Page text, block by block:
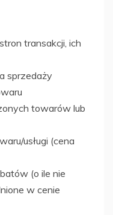
transakcji, ich
sprzedaży
towarów lub
usługi (cena
(o ile nie
w cenie